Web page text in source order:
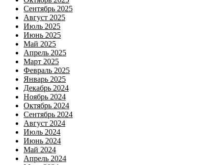
Сентябрь 2025
Август 2025
Июль 2025
Июнь 2025
Май 2025
Апрель 2025
Март 2025
Февраль 2025
Январь 2025
Декабрь 2024
Ноябрь 2024
Октябрь 2024
Сентябрь 2024
Август 2024
Июль 2024
Июнь 2024
Май 2024
Апрель 2024